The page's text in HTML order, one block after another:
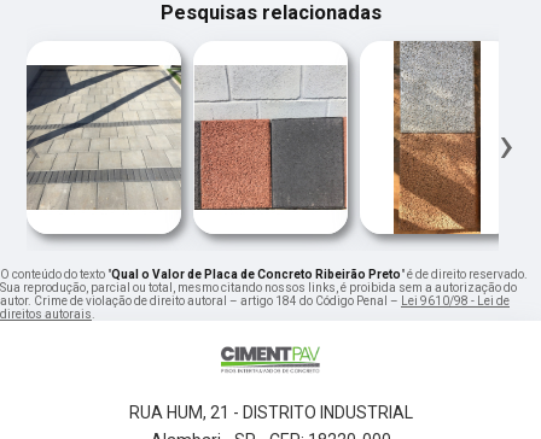
Pesquisas relacionadas
‹ ›
O conteúdo do texto "Qual o Valor de Placa de Concreto Ribeirão Preto" é de direito reservado.
Sua reprodução, parcial ou total, mesmo citando nossos links, é proibida sem a autorização do
autor. Crime de violação de direito autoral – artigo 184 do Código Penal – Lei 9610/98 - Lei de
direitos autorais.
RUA HUM, 21 - DISTRITO INDUSTRIAL